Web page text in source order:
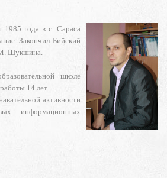
1985 года в с. Сараса
Закончил Бийский
М. Шукшина.
школе
14 лет.
активности
информационных